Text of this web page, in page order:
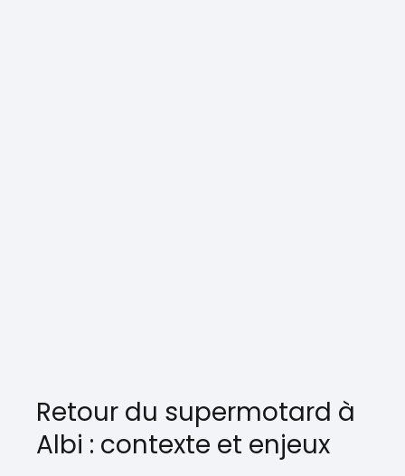
Retour du supermotard à
Albi : contexte et enjeux